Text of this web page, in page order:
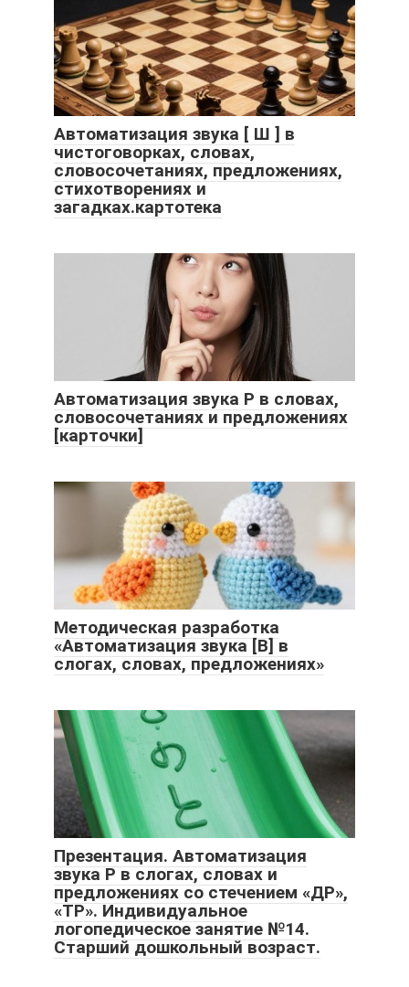
Автоматизация звука [ Ш ] в
чистоговорках, словах,
словосочетаниях, предложениях,
стихотворениях и
загадках.картотека
Автоматизация звука Р в словах,
словосочетаниях и предложениях
[карточки]
Методическая разработка
«Автоматизация звука [В] в
слогах, словах, предложениях»
Презентация. Автоматизация
звука Р в слогах, словах и
предложениях со стечением «ДР»,
«ТР». Индивидуальное
логопедическое занятие №14.
Старший дошкольный возраст.